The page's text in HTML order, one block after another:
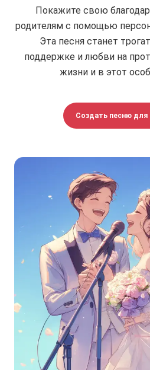
Покажите свою
родителям с помощью
Эта песня станет
поддержке и любви на
жизни и в этот
Создать песню для